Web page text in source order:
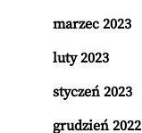
marzec 2023
luty 2023
styczeń 2023
grudzień 2022